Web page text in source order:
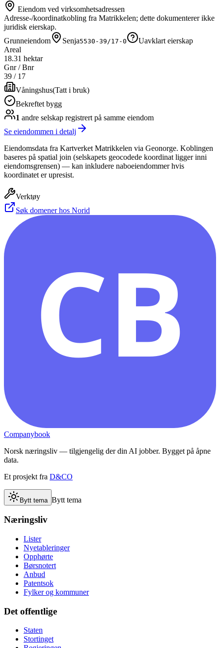
Eiendom ved virksomhetsadressen
Adresse-/koordinatkobling fra Matrikkelen; dette dokumenterer ikke
juridisk eierskap.
Grunneiendom
Senja5530-39/17-0
Uavklart eierskap
Areal
18.31 hektar
Gnr / Bnr
39 / 17
Våningshus(Tatt i bruk)
Bekreftet bygg
1 andre selskap registrert på samme eiendom
Se eiendommen i detalj
Eiendomsdata fra Kartverket Matrikkelen via Geonorge. Koblingen
baseres på spatial join (selskapets geocodede koordinat ligger inni
eiendomsgrensen) — kan inkludere naboeiendommer hvis
koordinatet er upresist.
Verktøy
Søk domener hos Norid
CB
Companybook
Norsk næringsliv — tilgjengelig der din AI jobber. Bygget på åpne
data.
Et prosjekt fra D&CO
Bytt tema Bytt tema
Næringsliv
Lister
Nyetableringer
Opphørte
Børsnotert
Anbud
Patentsok
Fylker og kommuner
Det offentlige
Staten
Stortinget